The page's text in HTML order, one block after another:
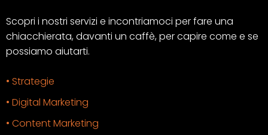
Scopri i nostri servizi e incontriamoci per fare una
chiacchierata, davanti un caffè, per capire come e se
possiamo aiutarti.
• Strategie
• Digital Marketing
• Content Marketing